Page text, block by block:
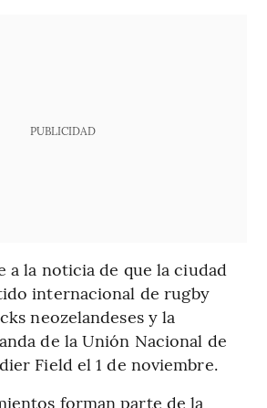
PUBLICIDAD
a la noticia de que la ciudad
internacional de rugby
neozelandeses y la
de la Unión Nacional de
Field el 1 de noviembre.
forman parte de la